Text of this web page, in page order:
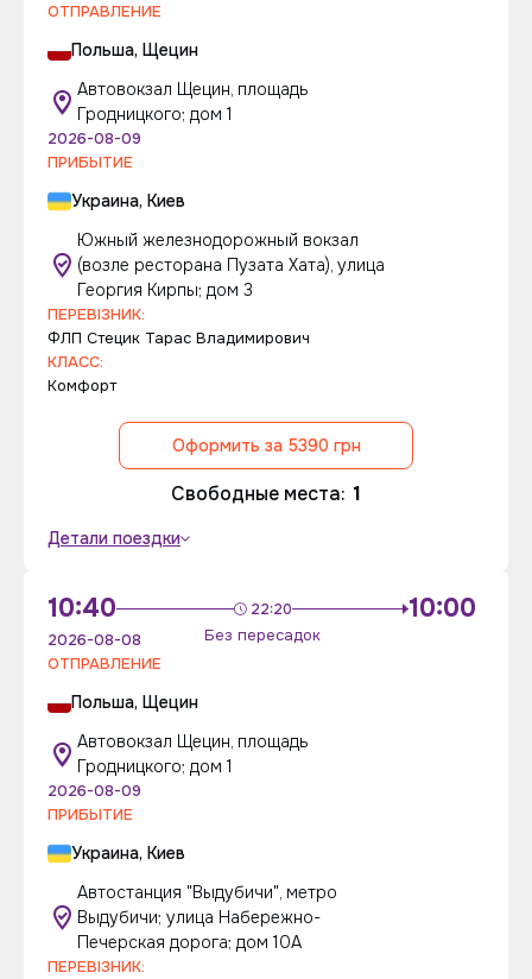
ОТПРАВЛЕНИЕ
Польша, Щецин
Автовокзал Щецин, площадь
Гродницкого; дом 1
2026-08-09
ПРИБЫТИЕ
Украина, Киев
Южный железнодорожный вокзал
(возле ресторана Пузата Хата), улица
Георгия Кирпы; дом 3
ПЕРЕВІЗНИК:
ФЛП Стецик Тарас Владимирович
КЛАСС:
Комфорт
Оформить за 5390 грн
Свободные места: 1
Детали поездки
10:40 22:20
Без пересадок
10:00
2026-08-08
ОТПРАВЛЕНИЕ
Польша, Щецин
Автовокзал Щецин, площадь
Гродницкого; дом 1
2026-08-09
ПРИБЫТИЕ
Украина, Киев
Автостанция "Выдубичи", метро
Выдубичи; улица Набережно-
Печерская дорога; дом 10А
ПЕРЕВІЗНИК: